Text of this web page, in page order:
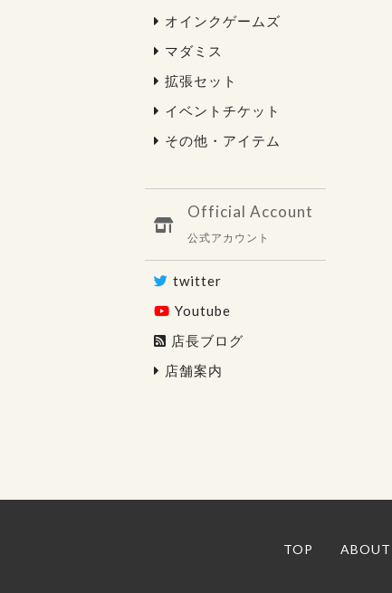
オインクゲームズ
マダミス
拡張セット
イベントチケット
その他・アイテム
Official Account
公式アカウント
twitter
Youtube
店長ブログ
店舗案内
TOP ABOUT